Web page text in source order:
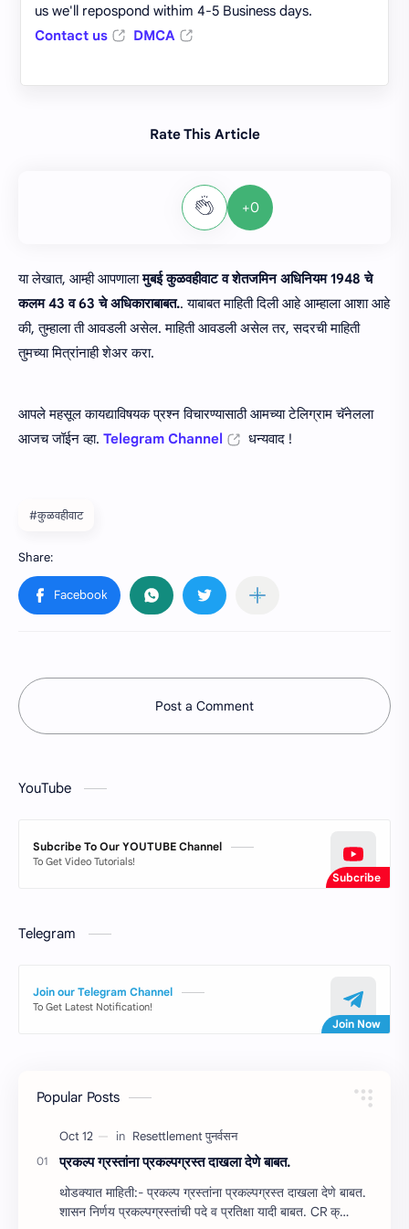
us we'll repospond withim 4-5 Business days.
Contact us
DMCA
Rate This Article
+0
या लेखात, आम्ही आपणालामुबई कुळवहीवाट व शेतजमिन अधिनियम 1948 चे
कलम 43 व 63 चे अधिकाराबाबत.. याबाबत माहिती दिली आहे आम्हाला आशा आहे
की, तुम्हाला ती आवडली असेल. माहिती आवडली असेल तर, सदरची माहिती
तुमच्या मित्रांनाही शेअर करा.
आपले महसूल कायद्याविषयक प्रश्न विचारण्यासाठी आमच्या टेलिग्राम चॅनेलला
आजच जॉईन व्हा. Telegram Channel धन्यवाद !
#कुळवहीवाट
Post a Comment
YouTube
Subcribe To Our YOUTUBE Channel
To Get Video Tutorials!
Telegram
Join our Telegram Channel
To Get Latest Notification!
Popular Posts
प्रकल्‍प ग्रस्‍तांना प्रकल्‍पग्रस्‍त दाखला देणे बाबत.
थोडक्यात माहिती:- प्रकल्‍प ग्रस्‍तांना प्रकल्‍पग्रस्‍त दाखला देणे बाबत.
शासन निर्णय प्रकल्‍पग्रस्‍तांची पदे व प्रतिक्षा यादी बाबत. CR क्…